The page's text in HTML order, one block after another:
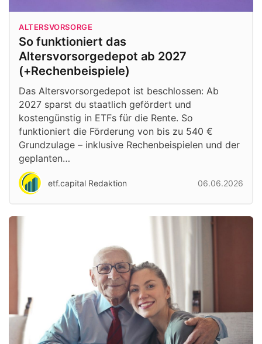
ALTERSVORSORGE
So funktioniert das
Altersvorsorgedepot ab 2027
(+Rechenbeispiele)
Das Altersvorsorgedepot ist beschlossen: Ab
2027 sparst du staatlich gefördert und
kostengünstig in ETFs für die Rente. So
funktioniert die Förderung von bis zu 540 €
Grundzulage – inklusive Rechenbeispielen und der
geplanten…
etf.capital Redaktion 06.06.2026